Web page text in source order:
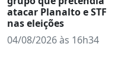
atacar Planalto e STF
nas eleições
04/08/2026 às 16h34